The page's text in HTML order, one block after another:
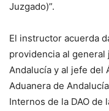
Juzgado)”.
El instructor acuerda
providencia al general
Andalucía y al jefe del
Aduanera de
Internos de la DAO de